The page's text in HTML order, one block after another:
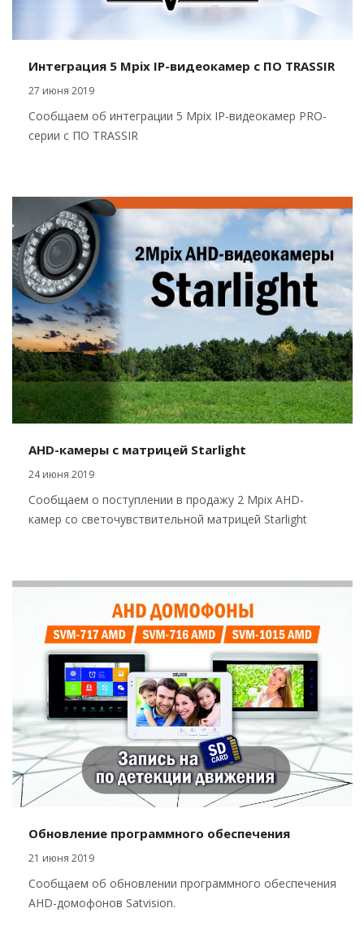
Интеграция 5 Mpix IP-видеокамер с ПО TRASSIR
27 июня 2019
Сообщаем об интеграции 5 Mpix IP-видеокамер PRO-
серии с ПО TRASSIR
AHD-камеры с матрицей Starlight
24 июня 2019
Сообщаем о поступлении в продажу 2 Mpix AHD-
камер со светочувствительной матрицей Starlight
Обновление программного обеспечения
21 июня 2019
Сообщаем об обновлении программного обеспечения
AHD-домофонов Satvision.